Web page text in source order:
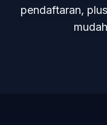
pendaftaran,